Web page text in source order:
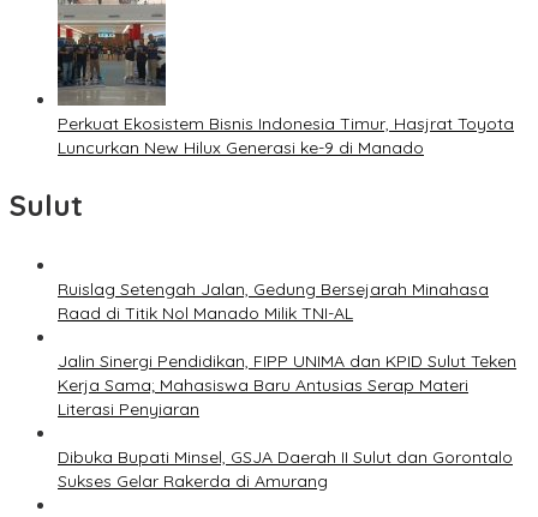
Perkuat Ekosistem Bisnis Indonesia Timur, Hasjrat Toyota
Luncurkan New Hilux Generasi ke-9 di Manado
Sulut
Ruislag Setengah Jalan, Gedung Bersejarah Minahasa
Raad di Titik Nol Manado Milik TNI-AL
Jalin Sinergi Pendidikan, FIPP UNIMA dan KPID Sulut Teken
Kerja Sama; Mahasiswa Baru Antusias Serap Materi
Literasi Penyiaran
Dibuka Bupati Minsel, GSJA Daerah II Sulut dan Gorontalo
Sukses Gelar Rakerda di Amurang